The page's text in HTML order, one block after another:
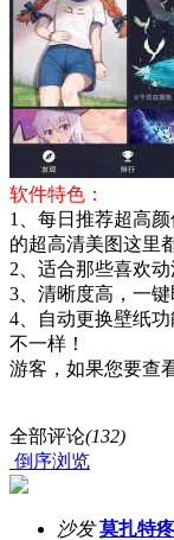
软件特色：
1、每日推荐超高
的超高清美图这里
2、适合那些喜欢
3、清晰度高，一
4、自动更换壁纸
不一样！
游客，如果您要查
全部评论(132)
倒序浏览
沙发 莫扎特疼